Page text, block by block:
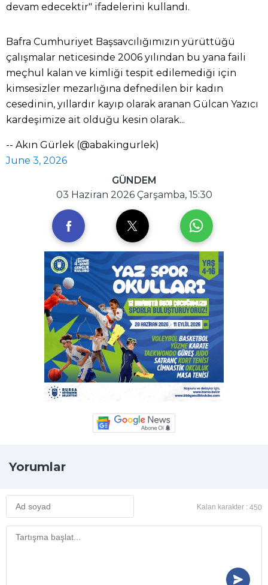
devam edecektir" ifadelerini kullandı.
Bafra Cumhuriyet Başsavcılığımızın yürüttüğü
çalışmalar neticesinde 2006 yılından bu yana faili
meçhul kalan ve kimliği tespit edilemediği için
kimsesizler mezarlığına defnedilen bir kadın
cesedinin, yıllardır kayıp olarak aranan Gülcan Yazıcı
kardeşimize ait olduğu kesin olarak...
-- Akın Gürlek (@abakingurlek)
June 3, 2026
GÜNDEM
03 Haziran 2026 Çarşamba, 15:30
Yorumlar
Kalan karakter : 450